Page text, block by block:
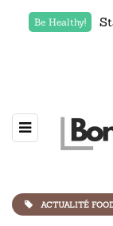
Be Healthy!
ACTUALITÉ